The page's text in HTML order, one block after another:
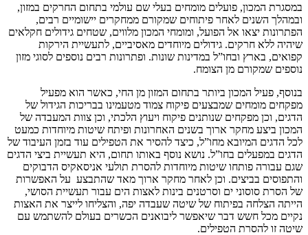
במסגרת המכון, פועלים מומחים בעלי שם עולמי בתחום החרקים במזון,
ובמהלך השנים לאחר פיתוחים שמקורם ממחקרים יישומיים רבים,
הפתרונות יצאו אל הפועל, ומומחי המכון מלווים, שטחים גידולים חקלאים
שיהיה ללא חרקים. גידולים מיוחדים מאסיביים, לתעשיית הירקות
קפואים, בארץ ובחו”ל במדינות שונות. ופתרונות רבים נוספים לסוגי מזון
נוספים שמקורם מן הצומח.
בנוסף, פעיל המכון ביותר בתחום המזון מן החי, כאשר הוא מפעיל
מפקחים מומחים שמבצעים פיקוח צמוד מטעמינו בבריכות הגידול של
הדגים, וכן מפקחים שנותנים פיקוח ויעוץ הלכתי, וכן צוות המעבדה של
המכון ביצע מחקר ארוך בשנים האחרונות ופיתח שיטות מיוחדות כמעט
לכל הדגים המיובא מחו”ל, כיצד להסיר את הטפילים עוד בזמן העיבוד של
הדגים במפעלים בחו”ל. נושא נוסף באותו תחום, היא תעשיית ביצי הדגים
שגם עבורה פותחו שיטות מיוחדות להסרת תולעי אניסאקיס הדבוקים
והתפוסים בביצים. וכן לאחר מחקר ארוך מאד שהתבצע על האפשרות
של הסרת סוסוני ים וסרטנים בינות לאצות הים עבור תעשיית הסושי,
הייתה הצלחה בפיתוח של שיטה שעבדה יפה, והצליחו לייצר את האצות
נקיים מכל חשש דבר שיאפשר ליבואנים הכשרים בעולם להשתמש עם
שיטה זו להסרת הטפילים.